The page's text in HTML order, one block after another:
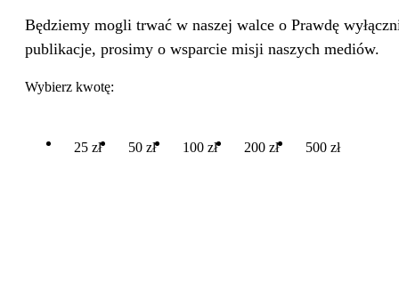
Będziemy mogli trwać w naszej walce o Prawdę
publikacje, prosimy o wsparcie misji naszych mediów.
Wybierz kwotę:
25 zł 50 zł 100 zł 200 zł 500 zł